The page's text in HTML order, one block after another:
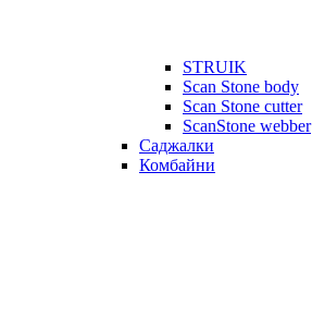
STRUIK
Scan Stone body
Scan Stone cutter
ScanStone webber
Саджалки
Комбайни